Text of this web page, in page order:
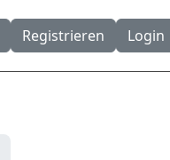
Registrieren Login